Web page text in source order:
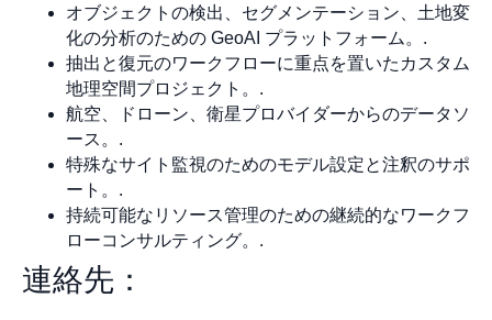
オブジェクトの検出、セグメンテーション、土地変
化の分析のための GeoAI プラットフォーム。.
抽出と復元のワークフローに重点を置いたカスタム
地理空間プロジェクト。.
航空、ドローン、衛星プロバイダーからのデータソ
ース。.
特殊なサイト監視のためのモデル設定と注釈のサポ
ート。.
持続可能なリソース管理のための継続的なワークフ
ローコンサルティング。.
連絡先：